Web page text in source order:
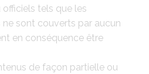
tels que les
sont couverts par aucun
en conséquence être
de façon partielle ou